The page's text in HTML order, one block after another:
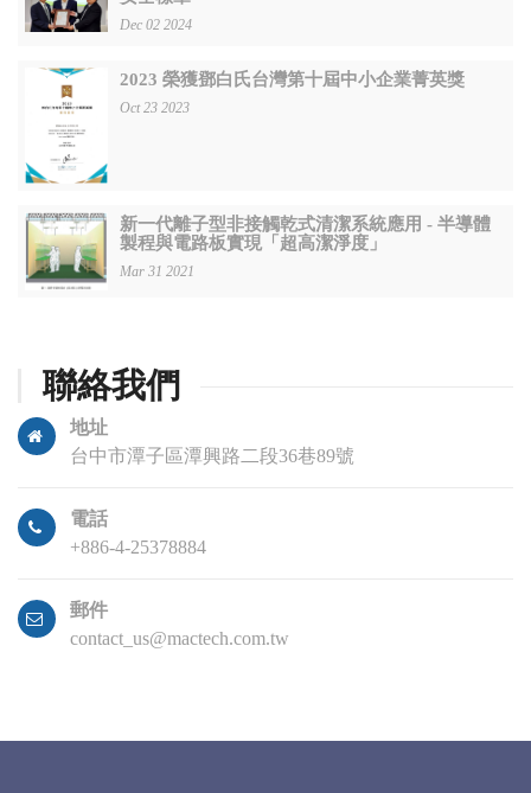
Dec 02 2024
2023 榮獲鄧白氏台灣第十屆中小企業菁英獎
Oct 23 2023
新一代離子型非接觸乾式清潔系統應用 - 半導體
製程與電路板實現「超高潔淨度」
Mar 31 2021
聯絡我們
地址
台中市潭子區潭興路二段36巷89號
電話
+886-4-25378884
郵件
contact_us@mactech.com.tw